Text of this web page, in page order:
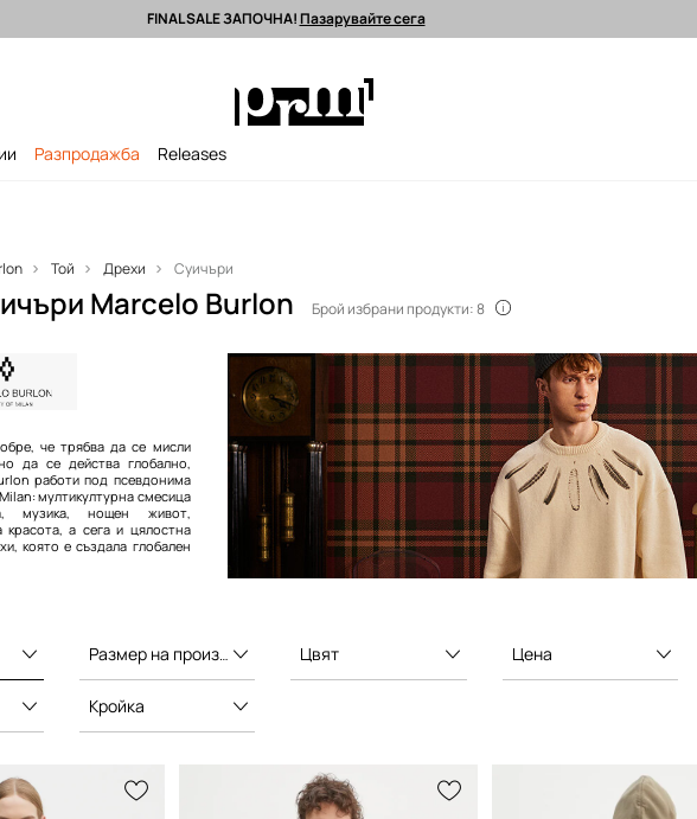
за поръчки над 90 EUR * Изпращане до 24 часа >
FINAL SALE ЗАПОЧНА!Пазарувайте сега
Разпродажба Releases
Той Дрехи Суичъри
Marcelo Burlon Брой избрани продукти: 8
че трябва да се мисли
да се действа глобално,
работи под псевдонима
мултикултурна смесица
музика, нощен живот,
красота, а сега и цялостна
която е създала глобален
Размер на производителя Цвят Цена
Кройка